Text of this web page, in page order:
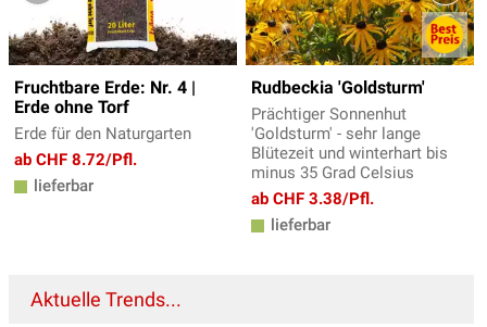
Fruchtbare Erde: Nr. 4 |
Erde ohne Torf
Erde für den Naturgarten
ab CHF 8.72/Pfl.
lieferbar
Rudbeckia 'Goldsturm'
Prächtiger Sonnenhut
'Goldsturm' - sehr lange
Blütezeit und winterhart bis
minus 35 Grad Celsius
ab CHF 3.38/Pfl.
lieferbar
Aktuelle Trends...